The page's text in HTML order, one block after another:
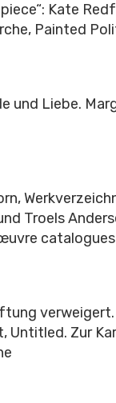
Kate
Painted
und Liebe.
Troels
verweigert.
Untitled. Zur